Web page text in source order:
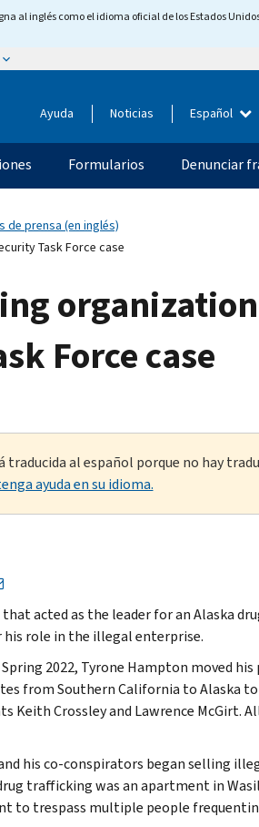
al inglés como el idioma oficial de los Estados
Ayuda Noticias Español
Formularios Denunciar
de prensa (en inglés)
Task Force case
Force case
traducida al español porque no hay
ayuda en su idioma.
that acted as the leader for an Alaska
his role in the illegal enterprise.
2022, Tyrone Hampton moved
from Southern California to Alaska
Keith Crossley and Lawrence McGirt.
his co-conspirators began selling
trafficking was an apartment in
to trespass multiple people